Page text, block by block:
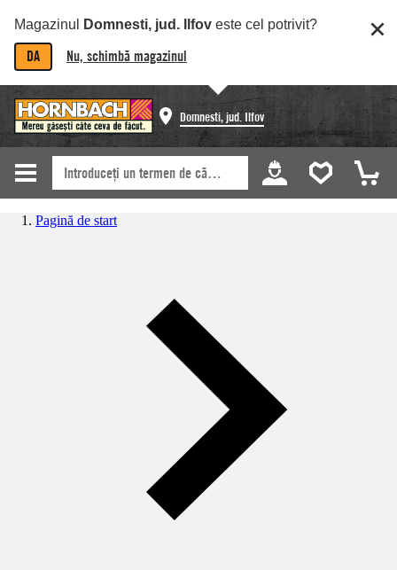
Magazinul Domnesti, jud. Ilfov este cel potrivit?
DA Nu, schimbă magazinul
Domnesti, jud. Ilfov
Pagină de start